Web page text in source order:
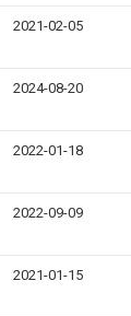
2021-02-05
2024-08-20
2022-01-18
2022-09-09
2021-01-15